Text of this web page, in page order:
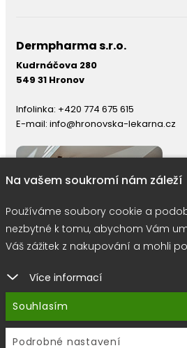
Dermpharma s.r.o.
Kudrnáčova 280
549 31 Hronov
Infolinka: +420 774 675 615
E-mail: info@hronovska-lekarna.cz
© 2026 |
Na vašem soukromí nám záleží
Používáme soubory cookie a
nezbytné k tomu, abychom Vám
Váš zážitek z nakupování a mohli
Více informací
Souhlasím
Podrobné nastavení